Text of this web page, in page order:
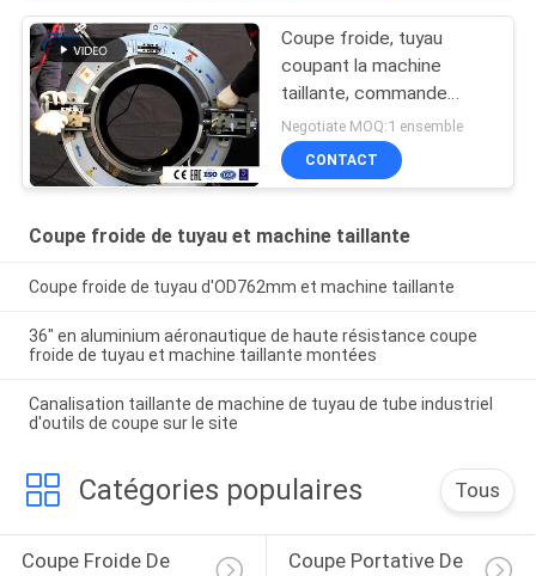
Coupe froide, tuyau
coupant la machine
taillante, commande
portative et électrique
Negotiate MOQ:1 ensemble
CONTACT
Coupe froide de tuyau et machine taillante
Coupe froide de tuyau d'OD762mm et machine taillante
36" en aluminium aéronautique de haute résistance coupe
froide de tuyau et machine taillante montées
Canalisation taillante de machine de tuyau de tube industriel
d'outils de coupe sur le site
Catégories populaires Tous
Coupe Froide De
Coupe Portative De